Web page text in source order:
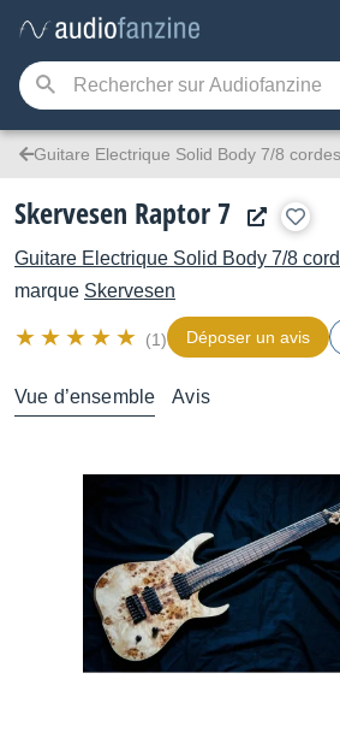
Guitare Electrique Solid Body 7/8
Skervesen Raptor 7
Guitare Electrique Solid Body 7/8
marque Skervesen
(1) Déposer un avis
Vue d’ensemble Avis